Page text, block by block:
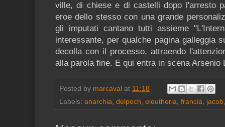
ville, di chiese e di castelli dopo l'arresto
eroe dello stesso con una grande
gli imputati cantano tutti assieme
interessante, per qualche pagina galleggia
decolla con il processo, attraendo
alla parola fine. E qui entra in scena Arsenio
Posted by marcaval at 11:18
Labels: anarchia, delpech, eleutheria, francia, jacob